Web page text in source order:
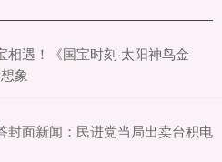
遇！《国宝时刻·太阳神鸟金
象
封面新闻：民进党当局出卖台积电